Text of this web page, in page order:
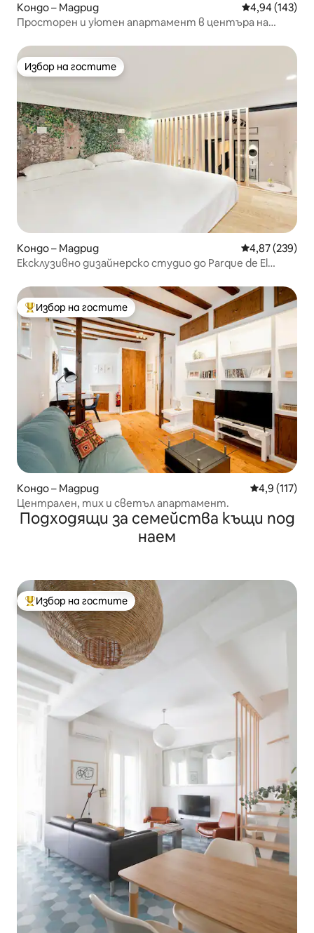
Кондо – Мадрид Средна
4,94 (143)
Просторен и уютен апартамент в центъра на
Избор на гостите
Избор на гостите
Кондо – Мадрид Средна
4,87 (239)
Ексклузивно дизайнерско студио до Parque de El
Най-популярен избор на гостите
Избор на гостите
Кондо – Мадрид Средна
4,9 (117)
Централен, тих и светъл апартамент.
Подходящи за семейства къщи под
наем
Най-популярен избор на гостите
Избор на гостите